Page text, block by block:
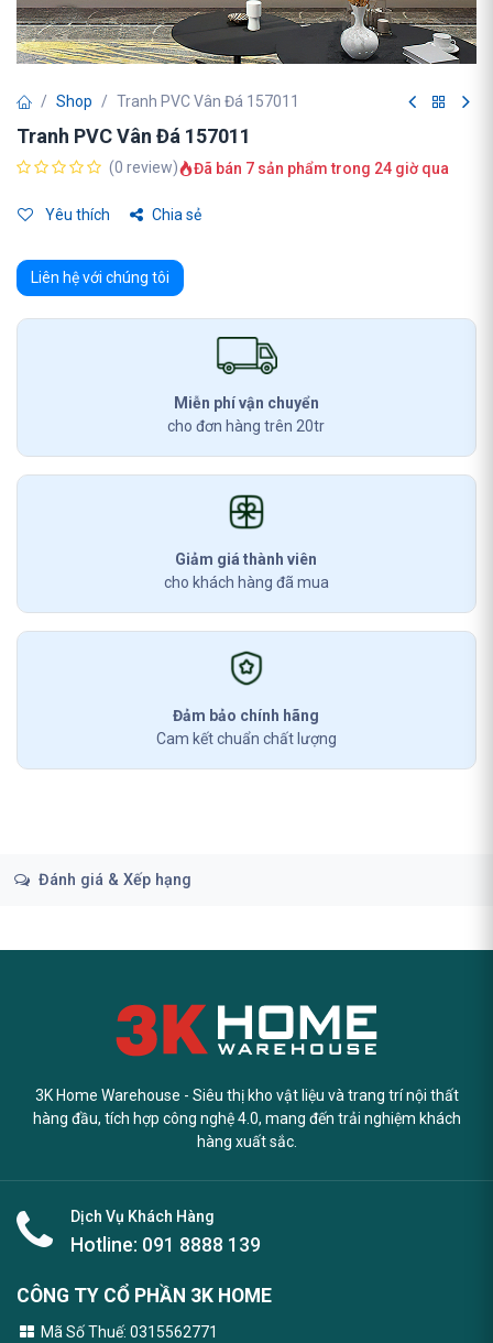
Shop Tranh PVC Vân Đá 157011
Tranh PVC Vân Đá 157011
(0 review) Đã bán 7 sản phẩm trong 24 giờ qua
Yêu thích Chia sẻ
Liên hệ với chúng tôi
Miễn phí vận chuyển
cho đơn hàng trên 20tr
Giảm giá thành viên
cho khách hàng đã mua
Đảm bảo chính hãng
Cam kết chuẩn chất lượng
Đánh giá & Xếp hạng
3K Home Warehouse - Siêu thị kho vật liệu và trang trí nội thất
hàng đầu, tích hợp công nghệ 4.0, mang đến trải nghiệm khách
hàng xuất sắc.
Dịch Vụ Khách Hàng
Hotline: 091 8888 139
CÔNG TY CỔ PHẦN 3K HOME
Mã Số Thuế: 0315562771